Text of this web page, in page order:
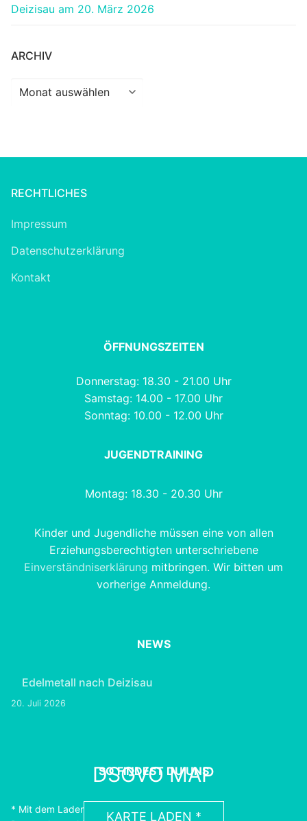
Deizisau am 20. März 2026
ARCHIV
Archiv
RECHTLICHES
Impressum
Datenschutzerklärung
Kontakt
ÖFFNUNGSZEITEN
Donnerstag: 18.30 - 21.00 Uhr
Samstag: 14.00 - 17.00 Uhr
Sonntag: 10.00 - 12.00 Uhr
JUGENDTRAINING
Montag: 18.30 - 20.30 Uhr
Kinder und Jugendliche müssen eine von allen
Erziehungsberechtigten unterschriebene
Einverständniserklärung mitbringen. Wir bitten um
vorherige Anmeldung.
NEWS
Edelmetall nach Deizisau
20. Juli 2026
SO FINDEST DU UNS
DSGVO MAP
KARTE LADEN *
* Mit dem Laden der Karte akzeptierst du die